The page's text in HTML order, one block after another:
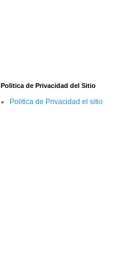
Politica de Privacidad del Sitio
Politica de Privacidad el sitio